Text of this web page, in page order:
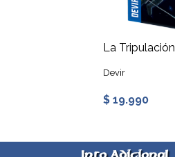
La Tripulación
Devir
$ 19.990
Info Adicional